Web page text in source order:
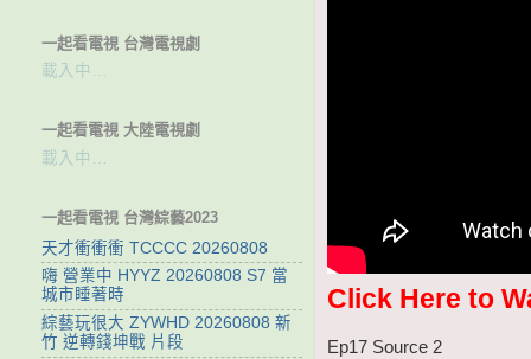
Click Here to
Ep17 Source 2
一起看電視 台灣電視劇
載入中…
一起看電視 大陸電視劇
載入中…
一起看電視 台灣綜藝2023
天才衝衝衝 TCCCC 20260808
嗨 營業中 HYYZ 20260808 S7 當
城市睡著時
綜藝玩很大 ZYWHD 20260808 新
竹 逆轉錢坤戰 片段